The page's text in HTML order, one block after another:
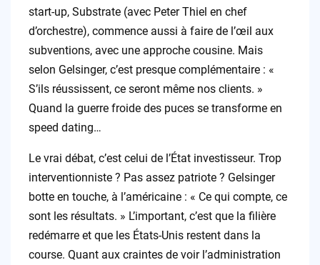
start-up, Substrate (avec Peter Thiel en chef
d’orchestre), commence aussi à faire de l’œil aux
subventions, avec une approche cousine. Mais
selon Gelsinger, c’est presque complémentaire : «
S’ils réussissent, ce seront même nos clients. »
Quand la guerre froide des puces se transforme en
speed dating…
Le vrai débat, c’est celui de l’État investisseur. Trop
interventionniste ? Pas assez patriote ? Gelsinger
botte en touche, à l’américaine : « Ce qui compte, ce
sont les résultats. » L’important, c’est que la filière
redémarre et que les États-Unis restent dans la
course. Quant aux craintes de voir l’administration